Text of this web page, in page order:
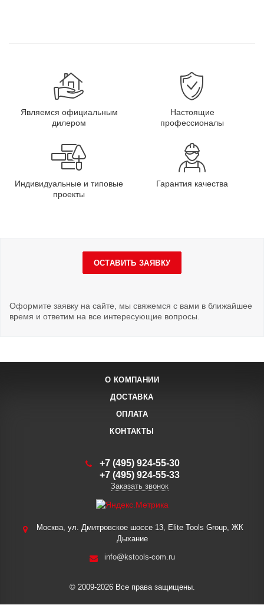
Являемся официальным
дилером
Настоящие
профессионалы
Индивидуальные и типовые
проекты
Гарантия качества
ОСТАВИТЬ ЗАЯВКУ
Оформите заявку на сайте, мы свяжемся с вами в ближайшее
время и ответим на все интересующие вопросы.
О КОМПАНИИ
ДОСТАВКА
ОПЛАТА
КОНТАКТЫ
+7 (495) 924-55-30
+7 (495) 924-55-33
Заказать звонок
Москва, ул. Дмитровское шоссе 13, Elite Tools Group, ЖК
Дыхание
info@kstools-com.ru
© 2009-2026 Все права защищены.